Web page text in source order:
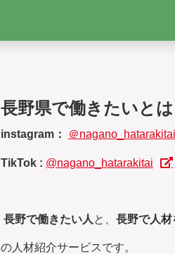
長野県で働きたいとは
instagram： ＠nagano_hatarakitai
TikTok : @nagano_hatarakitai
長野で働きたい人 と、 長野で人
の人材紹介サービスです。